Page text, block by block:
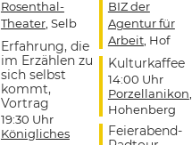
Rosenthal-
Theater, Selb
Erfahrung, die
im Erzählen zu
sich selbst
kommt,
Vortrag
19:30 Uhr
Königliches
BIZ der
Agentur für
Arbeit, Hof
Kulturkaffee
14:00 Uhr
Porzellanikon,
Hohenberg
Feierabend-